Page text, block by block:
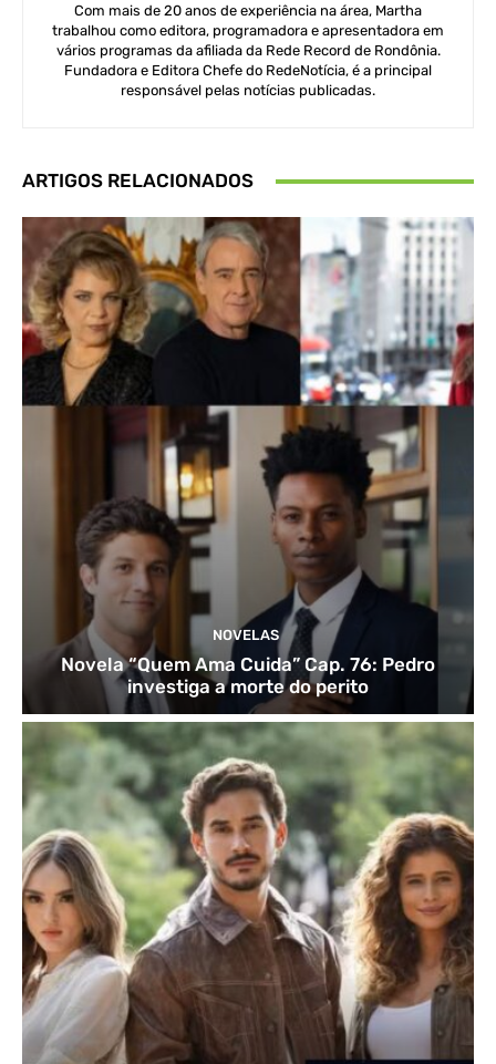
Com mais de 20 anos de experiência na área, Martha
trabalhou como editora, programadora e apresentadora em
vários programas da afiliada da Rede Record de Rondônia.
Fundadora e Editora Chefe do RedeNotícia, é a principal
responsável pelas notícias publicadas.
ARTIGOS RELACIONADOS
NOVELAS
Novela “Quem Ama Cuida” Cap. 76: Pedro
investiga a morte do perito